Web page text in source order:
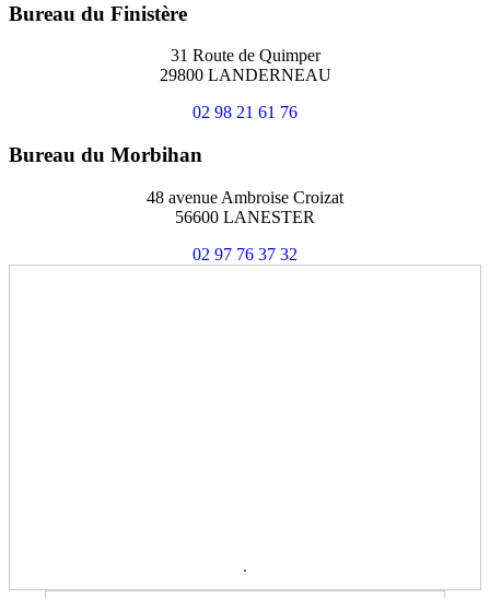
Bureau du Finistère
31 Route de Quimper
29800 LANDERNEAU
02 98 21 61 76
Bureau du Morbihan
48 avenue Ambroise Croizat
56600 LANESTER
02 97 76 37 32
.